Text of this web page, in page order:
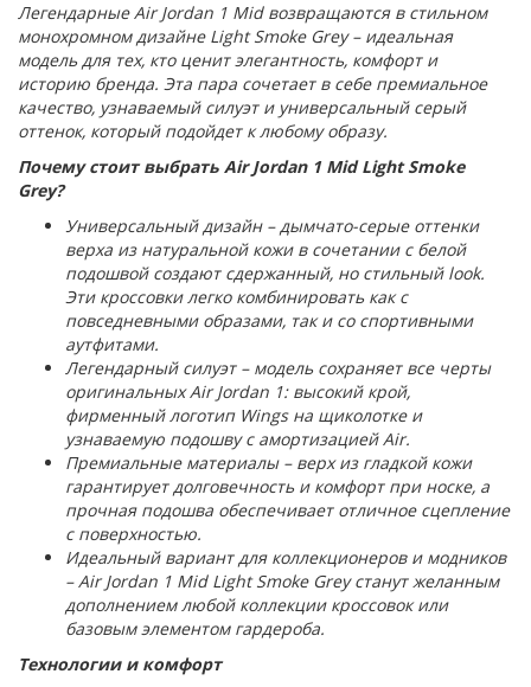
Легендарные Air Jordan 1 Mid возвращаются в стильном
монохромном дизайне Light Smoke Grey – идеальная
модель для тех, кто ценит элегантность, комфорт и
историю бренда. Эта пара сочетает в себе премиальное
качество, узнаваемый силуэт и универсальный серый
оттенок, который подойдет к любому образу.
Почему стоит выбрать Air Jordan 1 Mid Light Smoke
Grey?
Универсальный дизайн – дымчато-серые оттенки
верха из натуральной кожи в сочетании с белой
подошвой создают сдержанный, но стильный look.
Эти кроссовки легко комбинировать как с
повседневными образами, так и со спортивными
аутфитами.
Легендарный силуэт – модель сохраняет все черты
оригинальных Air Jordan 1: высокий крой,
фирменный логотип Wings на щиколотке и
узнаваемую подошву с амортизацией Air.
Премиальные материалы – верх из гладкой кожи
гарантирует долговечность и комфорт при носке, а
прочная подошва обеспечивает отличное сцепление
с поверхностью.
Идеальный вариант для коллекционеров и модников
– Air Jordan 1 Mid Light Smoke Grey станут желанным
дополнением любой коллекции кроссовок или
базовым элементом гардероба.
Технологии и комфорт